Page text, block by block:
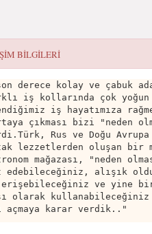
BILGILERI
kolay ve çabuk
iş kollarında çok yoğun
iş hayatımıza
çıkması bizi "neden
Rus ve Doğu
lezzetlerden oluşan bir
mağazası, "neden
edebileceğiniz, alışık
ve yine
olarak kullanabileceğiniz
açmaya karar verdik.."